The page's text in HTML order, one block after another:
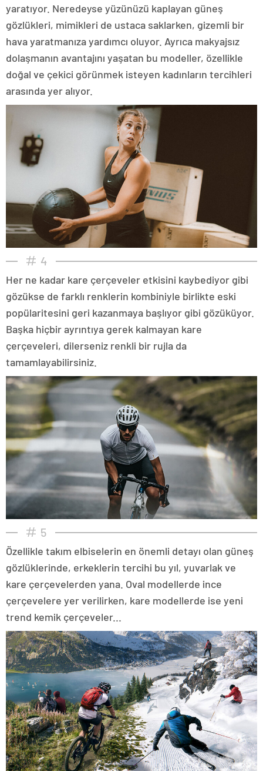
yaratıyor. Neredeyse yüzünüzü kaplayan güneş
gözlükleri, mimikleri de ustaca saklarken, gizemli bir
hava yaratmanıza yardımcı oluyor. Ayrıca makyajsız
dolaşmanın avantajını yaşatan bu modeller, özellikle
doğal ve çekici görünmek isteyen kadınların tercihleri
arasında yer alıyor.
4
Her ne kadar kare çerçeveler etkisini kaybediyor gibi
gözükse de farklı renklerin kombiniyle birlikte eski
popülaritesini geri kazanmaya başlıyor gibi gözüküyor.
Başka hiçbir ayrıntıya gerek kalmayan kare
çerçeveleri, dilerseniz renkli bir rujla da
tamamlayabilirsiniz.
5
Özellikle takım elbiselerin en önemli detayı olan güneş
gözlüklerinde, erkeklerin tercihi bu yıl, yuvarlak ve
kare çerçevelerden yana. Oval modellerde ince
çerçevelere yer verilirken, kare modellerde ise yeni
trend kemik çerçeveler...